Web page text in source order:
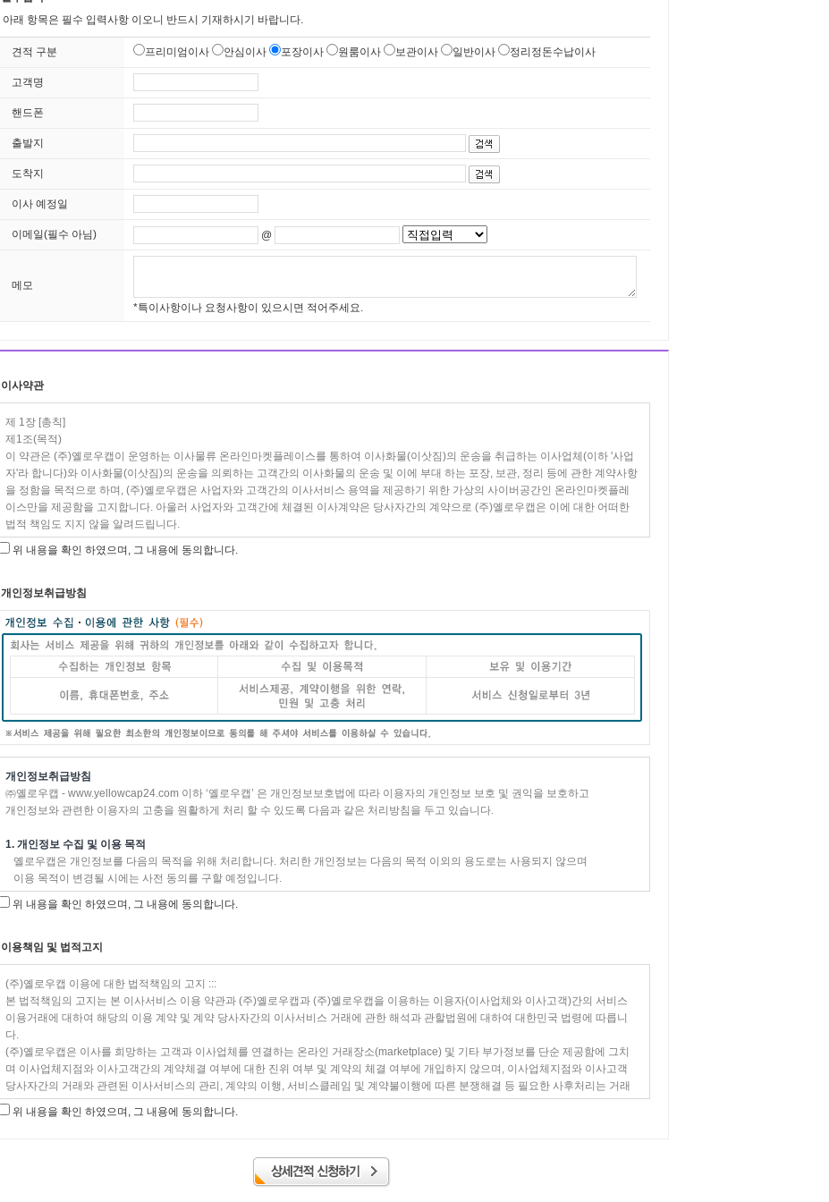
아래 항목은 필수 입력사항 이오니 반드시 기재하시기 바랍니다.
견적 구분 프리미엄이사 안심이사 포장이사 원룸이사 보관이사 일반이사 정리정돈수납이사
고객명
핸드폰
출발지
도착지
이사 예정일
이메일(필수 아님) @
메모
*특이사항이나 요청사항이 있으시면 적어주세요.
이사약관
제 1장 [총칙]
제1조(목적)
이 약관은 (주)옐로우캡이 운영하는 이사물류 온라인마켓플레이스를 통하여 이사화물(이삿짐)의 운송을 취급하는 이사업체(이하 '사업
자'라 합니다)와 이사화물(이삿짐)의 운송을 의뢰하는 고객간의 이사화물의 운송 및 이에 부대 하는 포장, 보관, 정리 등에 관한 계약사항
을 정함을 목적으로 하며, (주)옐로우캡은 사업자와 고객간의 이사서비스 용역을 제공하기 위한 가상의 사이버공간인 온라인마켓플레
이스만을 제공함을 고지합니다. 아울러 사업자와 고객간에 체결된 이사계약은 당사자간의 계약으로 (주)옐로우캡은 이에 대한 어떠한
법적 책임도 지지 않을 알려드립니다.
제 2조 (정의)
① 이 약관에서 '포장'이라 함은 발송장소에서 운송을 위하여 이사화물을 싸고 꾸리는 것을 말하고, '보관'이라 함은 발송장소와 도착장소
풀어서 고객의 의사에 따라 배치하고 정돈하는 것을 말합니다.
② 이 약관에서 '일반이사'라 함은 고객이 이사화물의 포장과 정리를 맡고 사업자는 이사화물의 운송만을 맡아서 하는 이사를 말하고, '포
장이사'라 함은 고객이 이사화물의 포장과 정리를 사업자에게 의뢰하여 사업자가 이사화물의 포장, 운송, 정리를 모두 맡아서 하는 이사
를 말하며, '보관이사'라 함은 일반이사 또는 포장이사를 하는 경우에 사업자가 고객의 의뢰에 따라 이사화물을 일정 기간 보관한 후에
인도하는 이사를 말합니다.
③ 이 약관에서 '인수'라 함은 사업자가 운송을 위하여 이사화물을 발송장소에서 고객으로부터 수령하는 것을 말하고, '인도'라 함은 사업
자가 운송한 이사화물을 도착장소에서 고객에게 반환하는 것을 말합니다.
④ 이 약관에서 '운임 등'이라 함은 이사화물의 운송에 대한 운임과, 고객이 이사화물의 포장, 정리, 보관 등을 사업자에게 의뢰한 경우 각
해당 업무에 대한 포장료, 정리료, 보관료 등의 부대요금을 포함한 금액을 말합니다.
① 이 약관은 이사화물의 발송장소와 도착장소가 모두 국내인 일반이사, 포장이사 또는 보관이사에 적용합니다.
② 이 약관에서 정하지 않은 사항은 민법, 상법, 화물자동차운송사업, 약관의 규제에 관한법률 등 관련법규와 일반적으로 통용되는 공정
타당한 관례에 따릅니다.
제2장 견적 및 계약
제1조(견적)
사업자는 고객의 요청이 있으면 운임 등을 견적하고, 다음 각 호의 사항을 기재한 견적서를 작성하여 고객에게 교부합니다.
3. 이사화물의 인수·인도일시, 발송·도착장소, 주요 내역(종류·무게·부피 등) 및 운임단가
4. 작업조건(운송자동차의 종류 및 대수, 작업인원, 포장 및 정리 여부, 장비사용 내역)
5. 보관이사의 경우 보관장소, 보관기간 및 보관료
6. 운임 등의 합계액 및 그 내역
7. 기타 필요한 사항
제2조(계약)
① 사업자는 고객으로부터 이사화물의 운송을 의뢰 받는 때에는 다음 각 호의 규정을 고객이 이해할 수 있도록 설명하고, 이 약관을 고객
에게 명시합니다. 이 경우 고객의 요구가 있을 시에는 이 약관의 사본을 교부합니다. 다만, 계약서의 이 약관의 전부가 기재된 경우에는
계약서의 교부로 약관사본의 교부에 갈음합니다.
1. 이 약관 제6조, 제7조, 제9조, 제12조, 제13조, 제14조, 제15조 및 제18조의 규정 내용.
1. 제4조 제1호 내지 제6호에서 규정한 사항. 다만, '견적서를 작성한 담당자의 성명' 대신에 '계약서를 작성한 담당자의 성명'을 기재한
위 내용을 확인 하였으며, 그 내용에 동의합니다.
개인정보취급방침
개인정보취급방침
㈜옐로우캡 - www.yellowcap24.com 이하 ‘옐로우캡’ 은 개인정보보호법에 따라 이용자의 개인정보 보호 및 권익을 보호하고
개인정보와 관련한 이용자의 고충을 원활하게 처리 할 수 있도록 다음과 같은 처리방침을 두고 있습니다.
1. 개인정보 수집 및 이용 목적
옐로우캡은 개인정보를 다음의 목적을 위해 처리합니다. 처리한 개인정보는 다음의 목적 이외의 용도로는 사용되지 않으며
이용 목적이 변경될 시에는 사전 동의를 구할 예정입니다.
1) 회원관리
서비스 부정 이용방지, 각종 고지·통지, 고충처리, 분쟁 조정을 위한 기록 보존 등을 목적으로 개인정보를 처리합니다.
민원인의 신원 확인, 민원사항 확인, 사실조사를 위한 연락·통지, 처리결과 통보 등을 목적으로 개인정보를 처리합니다.
3) 재화 또는 서비스 제공
물품배송, 서비스 제공, 청구서 발송,콘텐츠 제공, 맞춤 서비스 제공, 채권추심 등을 목적으로
개인정보를 처리합니다.
4) 마케팅 및 광고에의 활용
신규서비스 개발 및 맞춤 서비스 제공, 이벤트 및 광고성 정보 제공 및 참여기회 제공, 서비스의 유효성 확인, 접속빈도 파악
또는 회원의 서비스 이용에 대한 통계 등을 목적으로 개인정보를 처리합니다.
5) 기타
고객 상담기록 등을 목적으로 개인정보를 처리합니다.
2. 수집하는 개인 정보의 항목
-개인정보 항목 : 자택주소, 자택유선번호, 개인휴대번호, 이름, 회사명, 회사유선번호,
접속IP정보, 쿠키, 서비스이용기록, 접속로그, 고객 상담기록
위 내용을 확인 하였으며, 그 내용에 동의합니다.
이용책임 및 법적고지
(주)옐로우캡 이용에 대한 법적책임의 고지 :::
본 법적책임의 고지는 본 이사서비스 이용 약관과 (주)옐로우캡과 (주)옐로우캡을 이용하는 이용자(이사업체와 이사고객)간의 서비스
이용거래에 대하여 해당의 이용 계약 및 계약 당사자간의 이사서비스 거래에 관한 해석과 관할법원에 대하여 대한민국 법령에 따릅니
다.
(주)옐로우캡은 이사를 희망하는 고객과 이사업체를 연결하는 온라인 거래장소(marketplace) 및 기타 부가정보를 단순 제공함에 그치
며 이사업체지점와 이사고객간의 계약체결 여부에 대한 진위 여부 및 계약의 체결 여부에 개입하지 않으며, 이사업체지점와 이사고객
당사자간의 거래와 관련된 이사서비스의 관리, 계약의 이행, 서비스클레임 및 계약불이행에 따른 분쟁해결 등 필요한 사후처리는 거래
당사자간에 직접 수행하여야 합니다. (주)옐로우캡 이에 대하여 관여하지 않으며 어떠한 책임도 부담하지 않습니다.
또한 이러한 법적 책임의 제한은 회사의 서비스를 직접 이용하지 않은 제3자에 의하여 손해배상 문제가 발생하였을 때도 적용됩니다.
(주)옐로우캡은 이사서비스 연결을 위한 단순 거래의 사이버 공간으로 (주)옐로우캡에 입점한 피연결회사는 독자적으로 운영이 되며,
위 내용을 확인 하였으며, 그 내용에 동의합니다.